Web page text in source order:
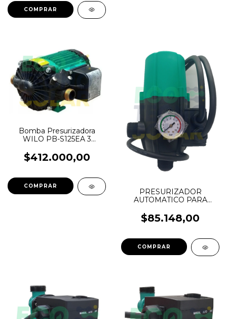
Bomba Presurizadora
WILO PB-S125EA 3
$412.000,00
PRESURIZADOR
AUTOMATICO PARA
AJUSTADO
$85.148,00